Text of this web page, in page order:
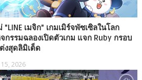
"LINE เมจิก" เกมเมิร์จพัซเซิลในโลก
รรมฉลองเปิดตัวเกม แจก Ruby กรอบ
งสุดลิมิเต็ด
15, 2026